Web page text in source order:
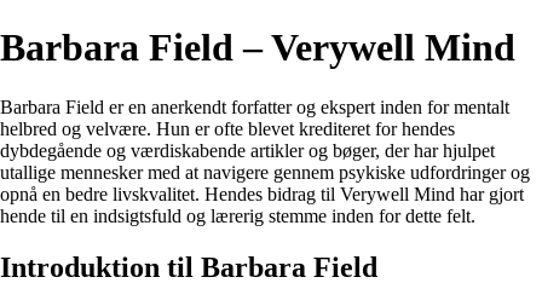
Barbara Field – Verywell Mind
Barbara Field er en anerkendt forfatter og ekspert inden for mentalt
helbred og velvære. Hun er ofte blevet krediteret for hendes
dybdegående og værdiskabende artikler og bøger, der har hjulpet
utallige mennesker med at navigere gennem psykiske udfordringer og
opnå en bedre livskvalitet. Hendes bidrag til Verywell Mind har gjort
hende til en indsigtsfuld og lærerig stemme inden for dette felt.
Introduktion til Barbara Field